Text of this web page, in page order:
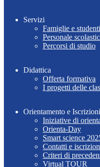
Servizi
Famiglie e studenti
Personale
Percorsi di studio
Didattica
Offerta formativa
I progetti delle
Orientamento e Iscrizioni
Iniziative di
Orienta-Day
Smart science
Contatti e
Criteri di
Virtual TOUR